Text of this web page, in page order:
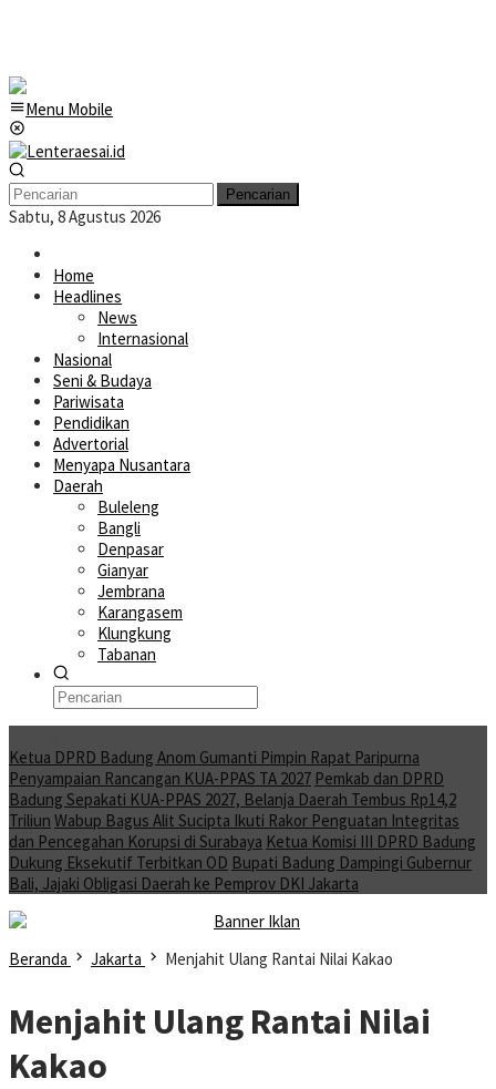
Menu Mobile
Pencarian
Sabtu, 8 Agustus 2026
Home
Headlines
News
Internasional
Nasional
Seni & Budaya
Pariwisata
Pendidikan
Advertorial
Menyapa Nusantara
Daerah
Buleleng
Bangli
Denpasar
Gianyar
Jembrana
Karangasem
Klungkung
Tabanan
Ketua DPRD Badung Anom Gumanti Pimpin Rapat Paripurna
Penyampaian Rancangan KUA-PPAS TA 2027 Pemkab dan DPRD
Badung Sepakati KUA-PPAS 2027, Belanja Daerah Tembus Rp14,2
Triliun Wabup Bagus Alit Sucipta Ikuti Rakor Penguatan Integritas
dan Pencegahan Korupsi di Surabaya Ketua Komisi III DPRD Badung
Dukung Eksekutif Terbitkan OD Bupati Badung Dampingi Gubernur
Bali, Jajaki Obligasi Daerah ke Pemprov DKI Jakarta
Beranda Jakarta Menjahit Ulang Rantai Nilai Kakao
Menjahit Ulang Rantai Nilai
Kakao